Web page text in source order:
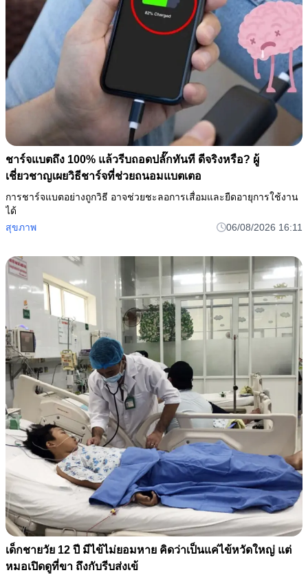
ชาร์จแบตถึง 100% แล้วรีบถอดปลั๊กทันที ดีจริงหรือ? ผู้
เชี่ยวชาญเผยวิธีชาร์จที่ช่วยถนอมแบตเตอ
การชาร์จแบตอย่างถูกวิธี อาจช่วยชะลอการเสื่อมและยืดอายุการใช้งาน
ได้
สุขภาพ
06/08/2026 16:11
เด็กชายวัย 12 ปี มีไข้ไม่ยอมหาย คิดว่าเป็นแค่ไข้หวัดใหญ่ แต่
หมอเปิดดูที่ขา ถึงกับรีบส่งเข้